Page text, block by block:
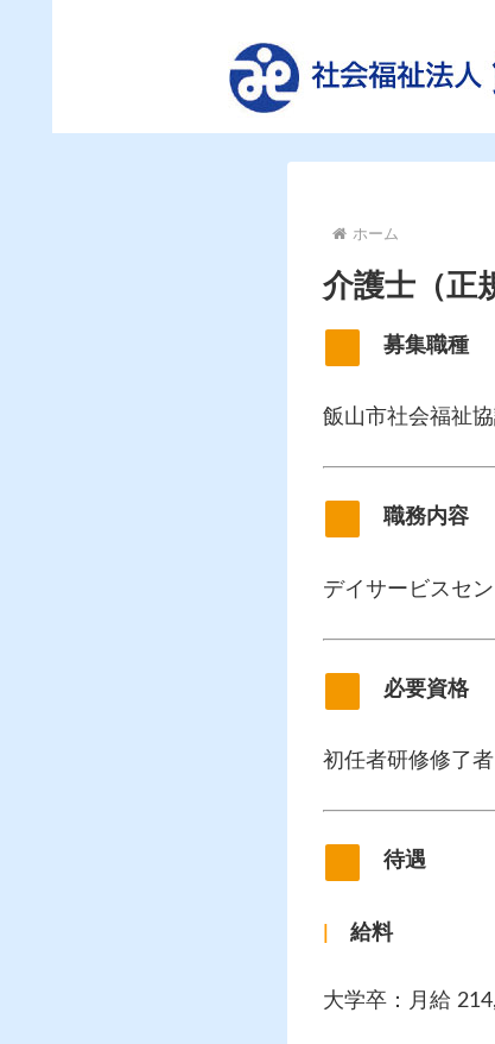
ホーム
介護士（正
募集職種
飯山市社会福祉
職務内容
デイサービスセ
必要資格
初任者研修修了
待遇
給料
大学卒：月給